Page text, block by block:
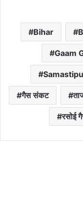
Bihar
Gaam
गैस संकट
रसोई